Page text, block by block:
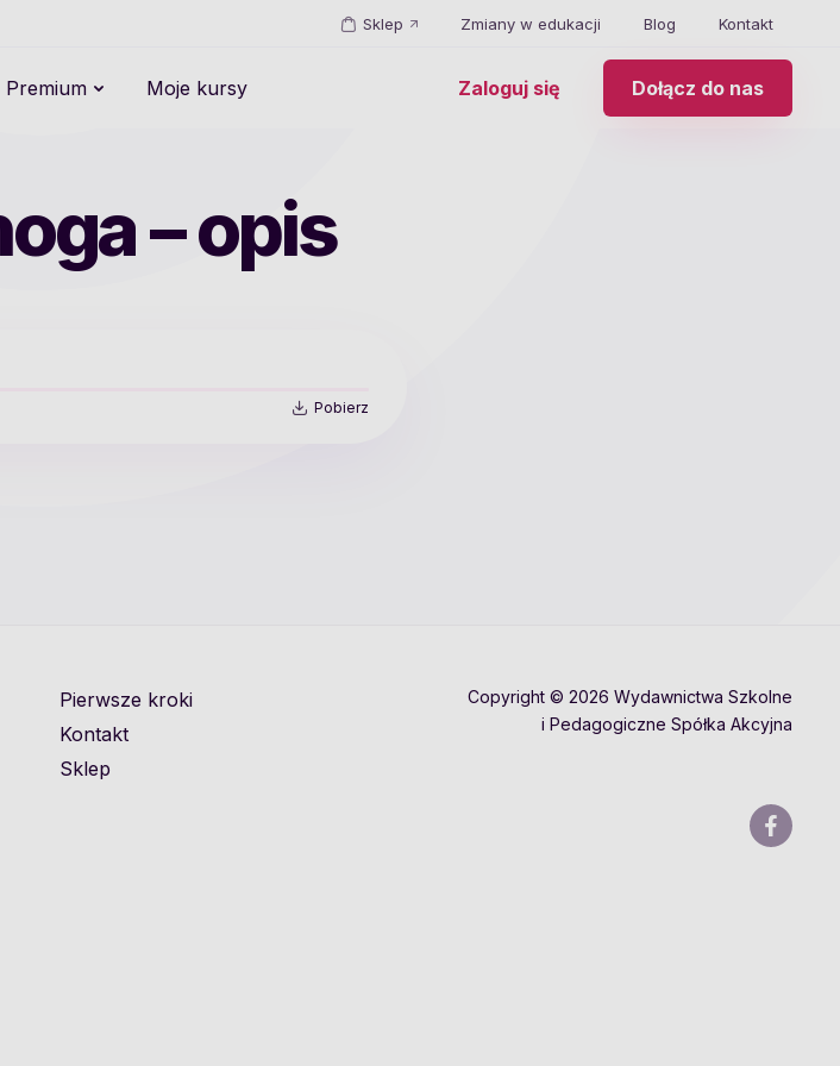
Sklep Zmiany w edukacji Blog Kontakt
Premium Moje kursy Zaloguj się Dołącz do nas
– opis
Pobierz
Pierwsze kroki
Kontakt
Sklep
Copyright © 2026 Wydawnictwa Szkolne
i Pedagogiczne Spółka Akcyjna